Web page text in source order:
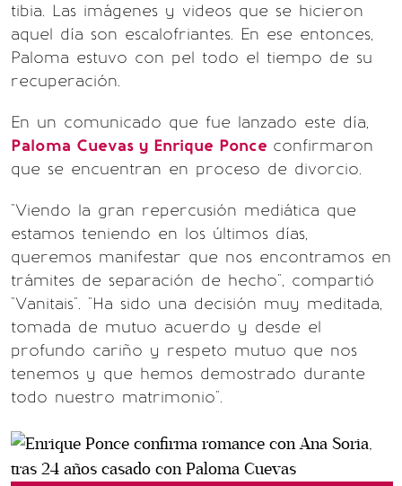
tibia. Las imágenes y videos que se hicieron
aquel día son escalofriantes. En ese entonces,
Paloma estuvo con pel todo el tiempo de su
recuperación.
En un comunicado que fue lanzado este día,
Paloma Cuevas y Enrique Ponce confirmaron
que se encuentran en proceso de divorcio.
"Viendo la gran repercusión mediática que
estamos teniendo en los últimos días,
queremos manifestar que nos encontramos en
trámites de separación de hecho", compartió
"Vanitais". "Ha sido una decisión muy meditada,
tomada de mutuo acuerdo y desde el
profundo cariño y respeto mutuo que nos
tenemos y que hemos demostrado durante
todo nuestro matrimonio".